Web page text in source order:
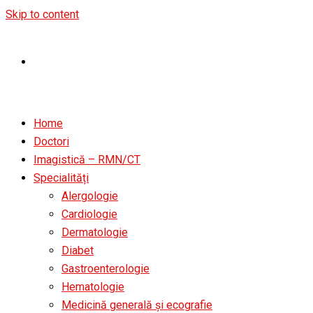
Skip to content
Home
Doctori
Imagistică – RMN/CT
Specialități
Alergologie
Cardiologie
Dermatologie
Diabet
Gastroenterologie
Hematologie
Medicină generală și ecografie